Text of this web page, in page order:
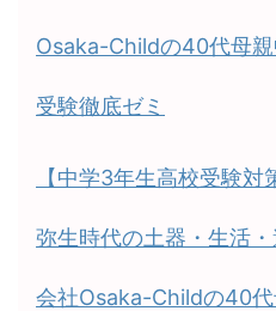
Osaka-Childの40代母
受験徹底ゼミ
【中学3年生高校受験対
弥生時代の土器・生活
会社Osaka-Childの40